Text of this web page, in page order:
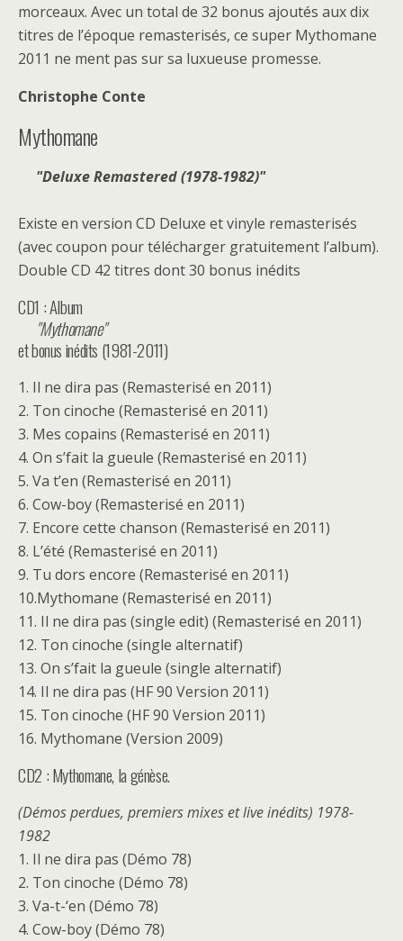
morceaux. Avec un total de 32 bonus ajoutés aux dix
titres de l’époque remasterisés, ce super Mythomane
2011 ne ment pas sur sa luxueuse promesse.
Christophe Conte
Mythomane
Deluxe Remastered (1978-1982)
Existe en version CD Deluxe et vinyle remasterisés
(avec coupon pour télécharger gratuitement l’album).
Double CD 42 titres dont 30 bonus inédits
CD1 : Album
Mythomane
et bonus inédits (1981-2011)
1. Il ne dira pas (Remasterisé en 2011)
2. Ton cinoche (Remasterisé en 2011)
3. Mes copains (Remasterisé en 2011)
4. On s’fait la gueule (Remasterisé en 2011)
5. Va t’en (Remasterisé en 2011)
6. Cow-boy (Remasterisé en 2011)
7. Encore cette chanson (Remasterisé en 2011)
8. L’été (Remasterisé en 2011)
9. Tu dors encore (Remasterisé en 2011)
10.Mythomane (Remasterisé en 2011)
11. Il ne dira pas (single edit) (Remasterisé en 2011)
12. Ton cinoche (single alternatif)
13. On s’fait la gueule (single alternatif)
14. Il ne dira pas (HF 90 Version 2011)
15. Ton cinoche (HF 90 Version 2011)
16. Mythomane (Version 2009)
CD2 : Mythomane, la génèse.
(Démos perdues, premiers mixes et live inédits) 1978-
1982
1. Il ne dira pas (Démo 78)
2. Ton cinoche (Démo 78)
3. Va-t-‘en (Démo 78)
4. Cow-boy (Démo 78)